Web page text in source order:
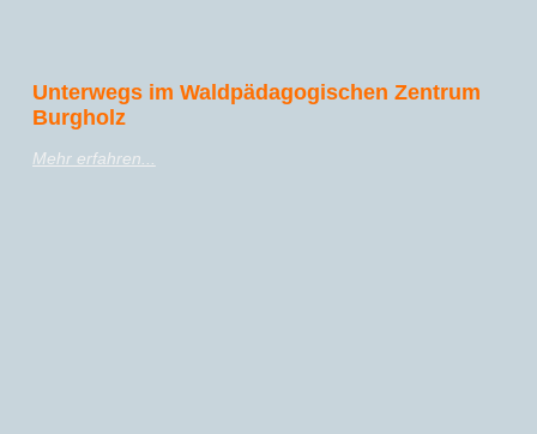
Unterwegs im Waldpädagogischen Zentrum
Burgholz
Mehr erfahren...